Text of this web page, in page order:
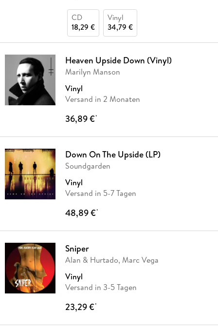
CD
18,29 €
Vinyl
34,79 €
Heaven Upside Down (Vinyl)
Marilyn Manson
Vinyl
Versand in 2 Monaten
36,89 €*
Down On The Upside (LP)
Soundgarden
Vinyl
Versand in 5-7 Tagen
48,89 €*
Sniper
Alan & Hurtado, Marc Vega
Vinyl
Versand in 3-5 Tagen
23,29 €*